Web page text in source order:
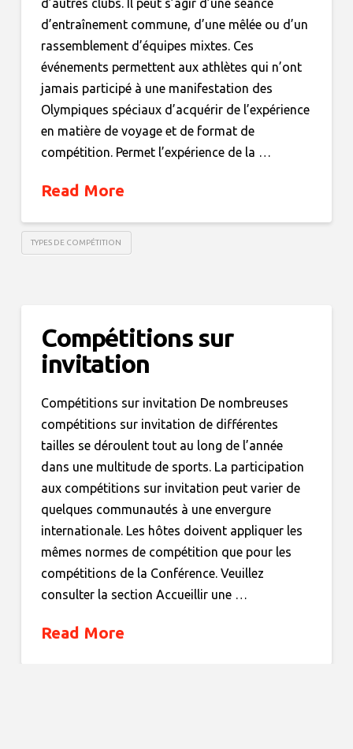
d’autres clubs. Il peut s’agir d’une séance
d’entraînement commune, d’une mêlée ou d’un
rassemblement d’équipes mixtes. Ces
événements permettent aux athlètes qui n’ont
jamais participé à une manifestation des
Olympiques spéciaux d’acquérir de l’expérience
en matière de voyage et de format de
compétition. Permet l’expérience de la …
Read More
TYPES DE COMPÉTITION
Compétitions sur
invitation
Compétitions sur invitation De nombreuses
compétitions sur invitation de différentes
tailles se déroulent tout au long de l’année
dans une multitude de sports. La participation
aux compétitions sur invitation peut varier de
quelques communautés à une envergure
internationale. Les hôtes doivent appliquer les
mêmes normes de compétition que pour les
compétitions de la Conférence. Veuillez
consulter la section Accueillir une …
Read More